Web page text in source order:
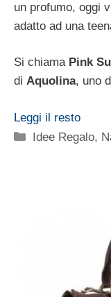
un profumo, oggi
adatto ad una
Si chiama Pink
di Aquolina, uno
Leggi il resto
Categorie
Idee Regalo,